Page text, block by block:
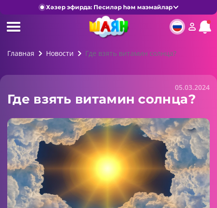
Хәзер эфирда: Песиләр һәм маэмайлар
Главная Новости Где взять витамин солнца?
05.03.2024
Где взять витамин солнца?